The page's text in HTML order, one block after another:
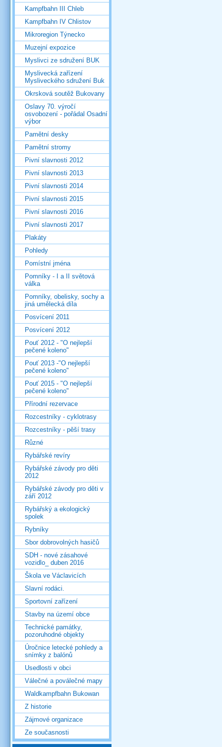
Kampfbahn III Chleb
Kampfbahn IV Chlistov
Mikroregion Týnecko
Muzejní expozice
Myslivci ze sdružení BUK
Myslivecká zařízení
Mysliveckého sdružení Buk
Okrsková soutěž Bukovany
Oslavy 70. výročí
osvobození - pořádal Osadní
výbor
Pamětní desky
Pamětní stromy
Pivní slavnosti 2012
Pivní slavnosti 2013
Pivní slavnosti 2014
Pivní slavnosti 2015
Pivní slavnosti 2016
Pivní slavnosti 2017
Plakáty
Pohledy
Pomístní jména
Pomníky - I a II světová
válka
Pomníky, obelisky, sochy a
jiná umělecká díla
Posvícení 2011
Posvícení 2012
Pouť 2012 - "O nejlepší
pečené koleno"
Pouť 2013 -"O nejlepší
pečené koleno"
Pouť 2015 - "O nejlepší
pečené koleno"
Přírodní rezervace
Rozcestníky - cyklotrasy
Rozcestníky - pěší trasy
Různé
Rybářské revíry
Rybářské závody pro děti
2012
Rybářské závody pro děti v
září 2012
Rybářský a ekologický
spolek
Rybníky
Sbor dobrovolných hasičů
SDH - nové zásahové
vozidlo_ duben 2016
Škola ve Václavicích
Slavní rodáci.
Sportovní zařízení
Stavby na území obce
Technické památky,
pozoruhodné objekty
Úročnice letecké pohledy a
snímky z balónů
Usedlosti v obci
Válečné a poválečné mapy
Waldkampfbahn Bukowan
Z historie
Zájmové organizace
Ze současnosti